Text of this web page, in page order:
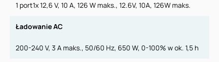
1 port1x 12,6 V, 10 A, 126 W maks., 12.6V, 10A, 126W maks.
Ładowanie AC
200-240 V, 3 A maks., 50/60 Hz, 650 W, 0-100% w ok. 1,5 h